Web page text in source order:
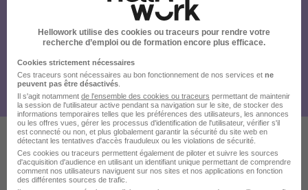
Ces offres pourraient aussi
vous intéresser
Hellowork utilise des cookies ou traceurs pour rendre votre
recherche d’emploi ou de formation encore plus efficace.
Cookies strictement nécessaires
Ces traceurs sont nécessaires au bon fonctionnement de nos services et ne
peuvent pas être désactivés
Il s'agit notamment de l'ensemble des cookies ou traceurs permettant de maintenir
la session de l'utilisateur active pendant sa navigation sur le site, de stocker des
informations temporaires telles que les préférences des utilisateurs, les annonces
ou les offres vues, gérer les processus d'identification de l'utilisateur, vérifier s'il
est connecté ou non, et plus globalement garantir la sécurité du site web en
détectant les tentatives d'accès frauduleux ou les violations de sécurité.
Ces cookies ou traceurs permettent également de piloter et suivre les sources
d'acquisition d'audience en utilisant un identifiant unique permettant de comprendre
comment nos utilisateurs naviguent sur nos sites et nos applications en fonction
des différentes sources de trafic.